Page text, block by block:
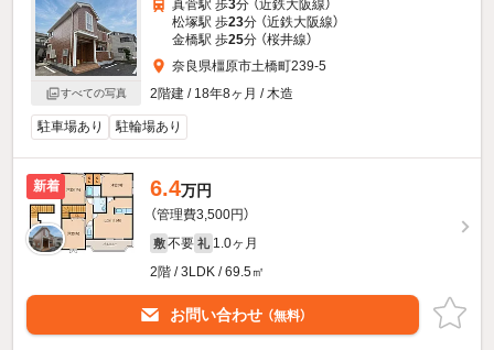
すべての写真
真菅駅 歩3分 （近鉄大阪線）
松塚駅 歩23分 （近鉄大阪線）
金橋駅 歩25分 （桜井線）
奈良県橿原市土橋町239-5
2階建 / 18年8ヶ月 / 木造
駐車場あり 駐輪場あり
新着 6.4万円
（管理費3,500円）
敷 不要 礼 1.0ヶ月
2階 / 3LDK / 69.5㎡
お問い合わせ （無料）